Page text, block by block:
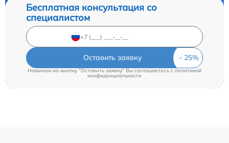
Бесплатная консультация со
специалистом
Оставить заявку
Нажимая на кнопку "Оставить заявку" Вы соглашаетесь c политикой
конфиденциальности